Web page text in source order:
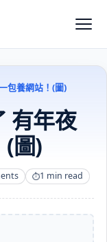
包養網站！(圖)
有年夜
(圖)
1 min read